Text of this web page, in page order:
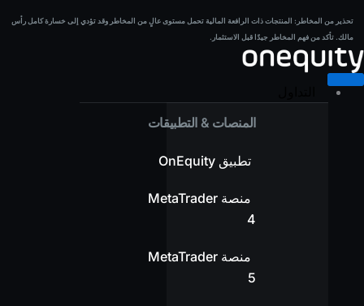
إلى
المحتوى
تحذير من المخاطر: المنتجات ذات الرافعة المالية تحمل مستوى عالٍ من المخاطر وقد تؤدي إلى خسارة كامل رأس
مالك. تأكد من فهم المخاطر جيدًا قبل الاستثمار.
تحذير من المخاطر: المنتجات ذات الرافعة المالية تحمل مستوى عالٍ من المخاطر وقد تؤدي إلى خسارة كامل رأس
مالك. تأكد من فهم المخاطر جيدًا قبل الاستثمار.
المنصات & التطبيقات
تطبيق OnEquity
منصة MetaTrader
4
منصة MetaTrader
5